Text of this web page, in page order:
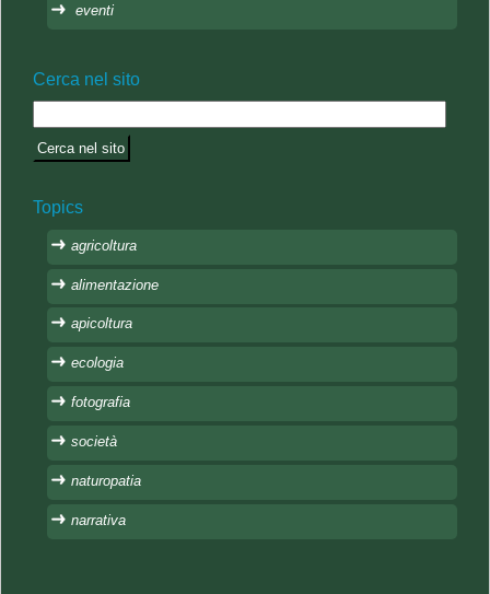
eventi
Cerca nel sito
Topics
agricoltura
alimentazione
apicoltura
ecologia
fotografia
società
naturopatia
narrativa